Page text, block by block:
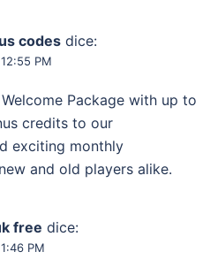
codes dice:
PM
Package with up to
credits to our
exciting monthly
and old players alike.
free dice:
PM